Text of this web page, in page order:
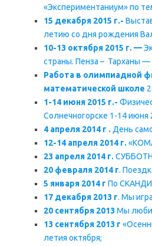
«Экспериментаниум» по
15 декабря 2015 г.-
летию со дня рождения
10-13 октября 2015 г. —
страны. Пенза – Тарханы —
Работа в олимпиадной
математической школе
1-14 июня 2015 г.-
Солнечногорске 1-14 июня
4 апреля 2014 г . День
12-14 апреля 2014 г.
23 апреля 2014 г.
20 февраля 2014 г.
5 января 2014 г По
17 декабря 2013 г. Мы
20 сентября 2013 Мы
13 сентября 2013 г
летия октября;